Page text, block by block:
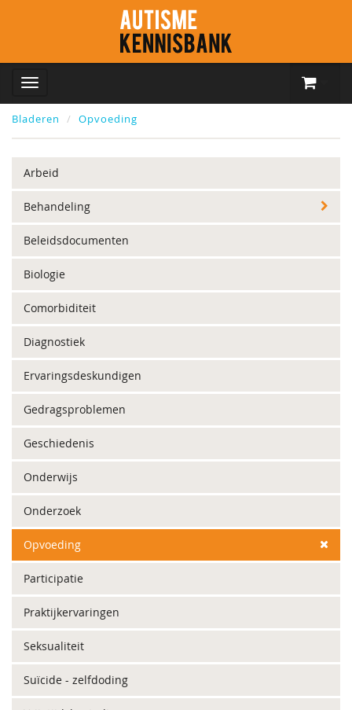
Bladeren Opvoeding
Arbeid
Behandeling
Beleidsdocumenten
Biologie
Comorbiditeit
Diagnostiek
Ervaringsdeskundigen
Gedragsproblemen
Geschiedenis
Onderwijs
Onderzoek
Opvoeding
Participatie
Praktijkervaringen
Seksualiteit
Suïcide - zelfdoding